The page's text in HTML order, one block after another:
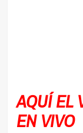
AQUÍ EL
EN VIVO